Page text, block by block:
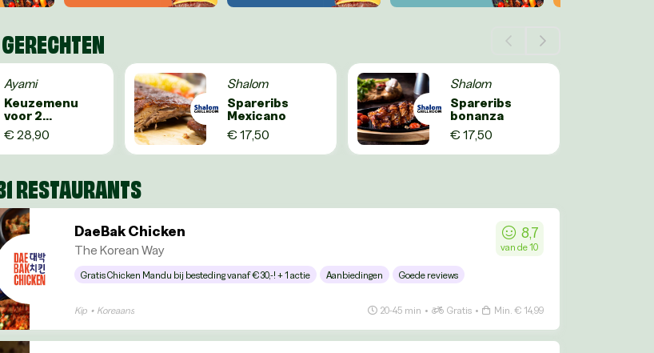
Ayami
Keuzemenu
voor 2
personen
€ 28,90
Shalom
Spareribs
Mexicano
€ 17,50
Shalom
Spareribs
bonanza
€ 17,50
RESTAURANTS
DaeBak Chicken
The Korean Way
8,7
van de 10
Gratis Chicken Mandu bij besteding vanaf €30,-! + 1 actie Aanbiedingen Goede reviews
Kip • Koreaans 20-45 min • Gratis • Min. € 14,99